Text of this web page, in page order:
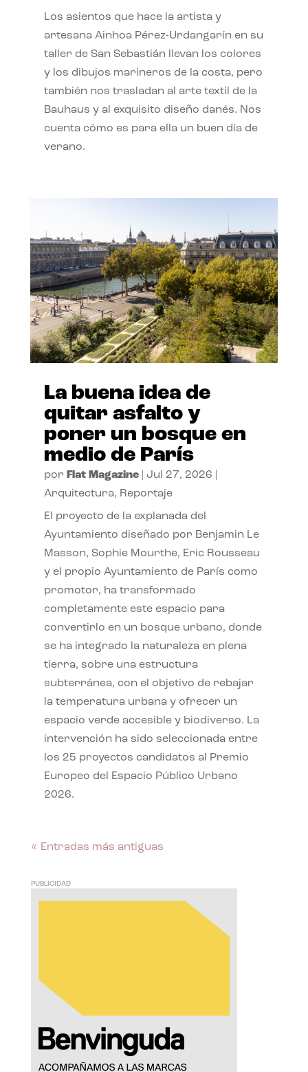
Los asientos que hace la artista y
artesana Ainhoa Pérez-Urdangarín en su
taller de San Sebastián llevan los colores
y los dibujos marineros de la costa, pero
también nos trasladan al arte textil de la
Bauhaus y al exquisito diseño danés. Nos
cuenta cómo es para ella un buen día de
verano.
La buena idea de
quitar asfalto y
poner un bosque en
medio de París
por Flat Magazine| Jul 27, 2026
Arquitectura, Reportaje
El proyecto de la explanada del
Ayuntamiento diseñado por Benjamin Le
Masson, Sophie Mourthe, Eric Rousseau
y el propio Ayuntamiento de París como
promotor, ha transformado
completamente este espacio para
convertirlo en un bosque urbano, donde
se ha integrado la naturaleza en plena
tierra, sobre una estructura
subterránea, con el objetivo de rebajar
la temperatura urbana y ofrecer un
espacio verde accesible y biodiverso. La
intervención ha sido seleccionada entre
los 25 proyectos candidatos al Premio
Europeo del Espacio Público Urbano
2026.
« Entradas más antiguas
PUBLICIDAD